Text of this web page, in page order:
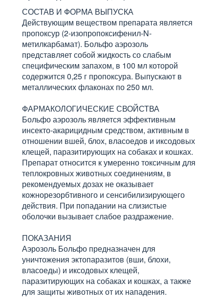
СОСТАВ И ФОРМА ВЫПУСКА
Действующим веществом препарата является
пропоксур (2-изопропоксифенил-N-
метилкарбамат). Больфо аэрозоль
представляет собой жидкость со слабым
специфическим запахом, в 100 мл которой
содержится 0,25 г пропоксура. Выпускают в
металлических флаконах по 250 мл.
ФАРМАКОЛОГИЧЕСКИЕ СВОЙСТВА
Больфо аэрозоль является эффективным
инсекто-акарицидным средством, активным в
отношении вшей, блох, власоедов и иксодовых
клещей, паразитирующих на собаках и кошках.
Препарат относится к умеренно токсичным для
теплокровных животных соединениям, в
рекомендуемых дозах не оказывает
кожнорезорбтивного и сенсибилизирующего
действия. При попадании на слизистые
оболочки вызывает слабое раздражение.
ПОКАЗАНИЯ
Аэрозоль Больфо предназначен для
уничтожения эктопаразитов (вши, блохи,
власоеды) и иксодовых клещей,
паразитирующих на собаках и кошках, а также
для защиты животных от их нападения.